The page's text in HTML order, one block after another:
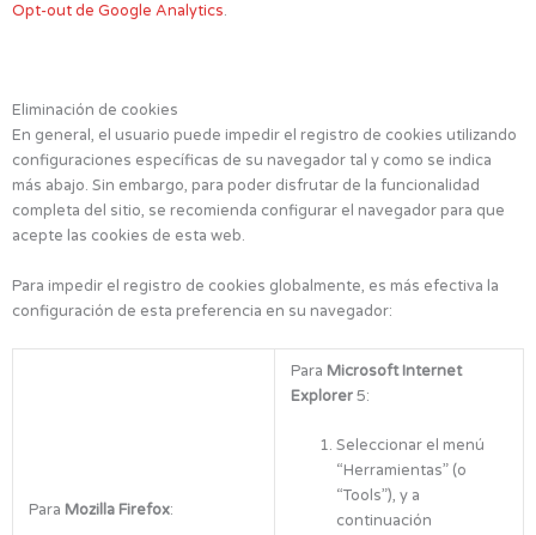
Opt-out de Google Analytics.
Eliminación de cookies
En general, el usuario puede impedir el registro de cookies utilizando
configuraciones específicas de su navegador tal y como se indica
más abajo. Sin embargo, para poder disfrutar de la funcionalidad
completa del sitio, se recomienda configurar el navegador para que
acepte las cookies de esta web.
Para impedir el registro de cookies globalmente, es más efectiva la
configuración de esta preferencia en su navegador:
Para Mozilla Firefox:
Para Microsoft Internet
Explorer5:
Seleccionar el menú
“Herramientas” (o
“Tools”), y a
continuación